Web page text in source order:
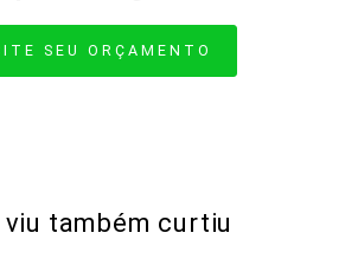
SEU ORÇAMENTO
viu também curtiu